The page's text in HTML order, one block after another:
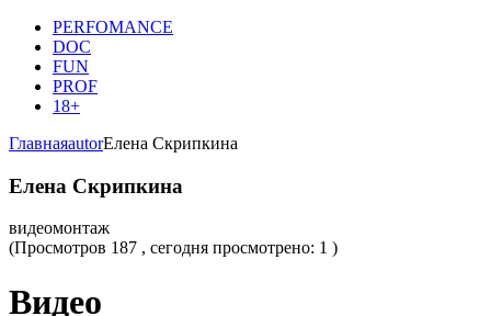
PERFOMANCE
DOC
FUN
PROF
18+
ГлавнаяautorЕлена Скрипкина
Елена Скрипкина
видеомонтаж
(Просмотров 187 , сегодня просмотрено: 1 )
Видео